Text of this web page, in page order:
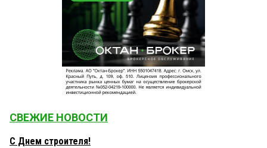
СВЕЖИЕ НОВОСТИ
С Днем строителя!